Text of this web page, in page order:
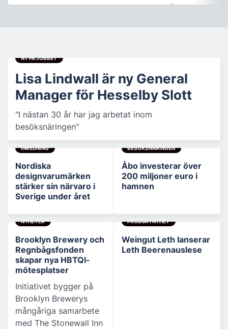
NY PÅ JOBBET
Lisa Lindwall är ny General
Manager för Hesselby Slott
"I nästan 30 år har jag arbetat inom
besöksnäringen"
INREDNING
Nordiska
designvarumärken
stärker sin närvaro i
Sverige under året
BESÖKSNÄRINGEN
Åbo investerar över
200 miljoner euro i
hamnen
NYHETER
Brooklyn Brewery och
Regnbågsfonden
skapar nya HBTQI-
mötesplatser
Initiativet bygger på
Brooklyn Brewerys
mångåriga samarbete
med The Stonewall Inn
PRODUKTNYHET
Weingut Leth lanserar
Leth Beerenauslese